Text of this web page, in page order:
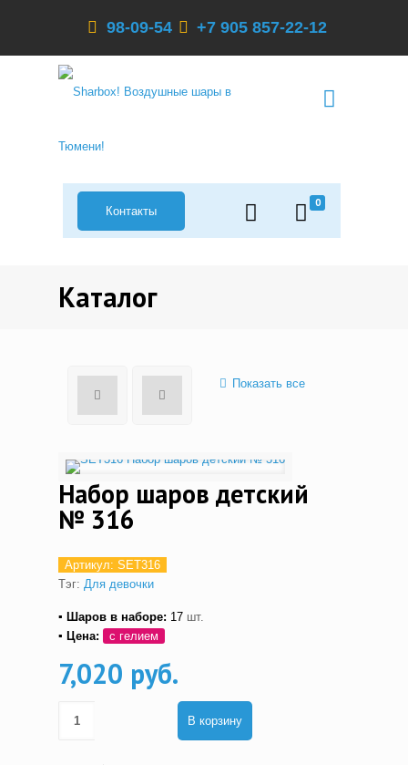
98-09-54 +7 905 857-22-12
0
Контакты
Каталог
Показать все
Набор шаров детский
№ 316
Артикул: SET316
Тэг: Для девочки
▪ Шаров в наборе: 17 шт.
▪ Цена:
с гелием
7,020 руб.
В корзину